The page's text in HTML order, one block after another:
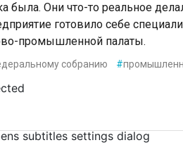
subtitles settings dialog
была. Они что-то реальное
готовило себе
промышленной палаты.
собранию #